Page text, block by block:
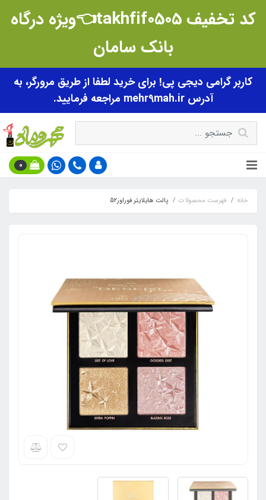
کد تخفیف takhfif0505👈ویژه درگاه
بانک سامان
کاربر گرامی دیجی پی! برای خرید لطفا از طریق مرورگر، به
آدرس mehr9mah.ir مراجعه فرمایید.
0
خانه فهرست محصولات پالت هایلایتر فوراور52